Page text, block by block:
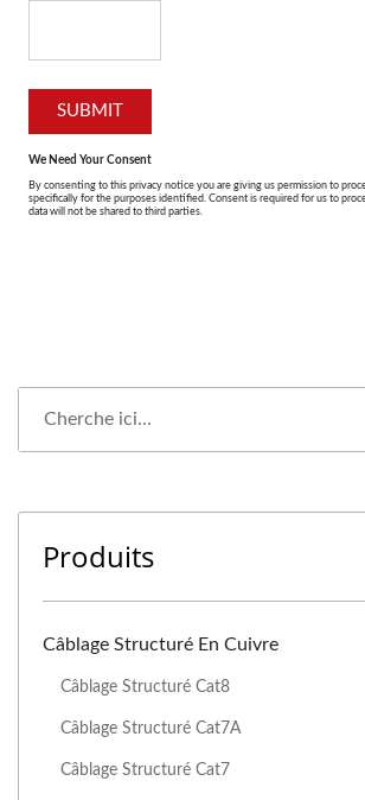
Produits
Câblage Structuré En Cuivre
Câblage Structuré Cat8
Câblage Structuré Cat7A
Câblage Structuré Cat7